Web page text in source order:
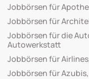
Jobbörsen für
Jobbörsen für
Jobbörsen für die
Autowerkstatt
Jobbörsen für
Jobbörsen für